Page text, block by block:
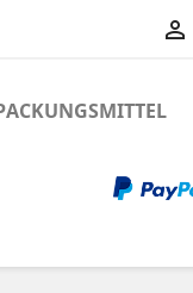
